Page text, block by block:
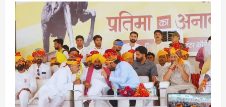
हादसा:
मखदुमपुर
गंगा
घाट
डूबे
चार
युवक,
रेस्क्यू
अभियान
जारी